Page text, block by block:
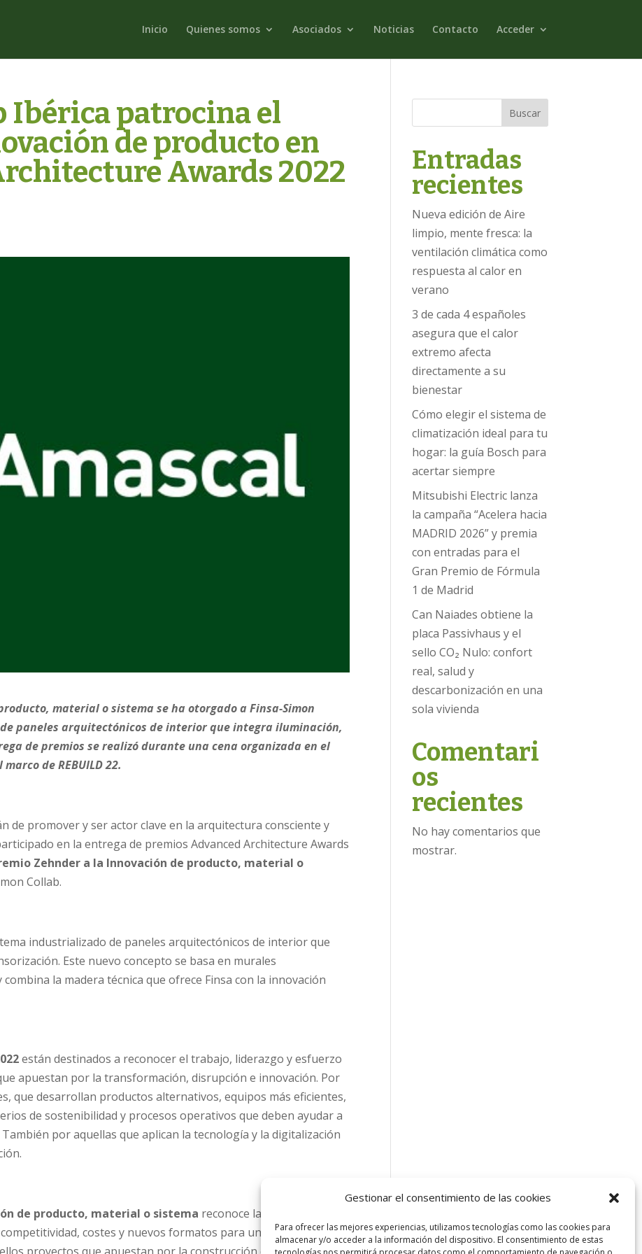
Gestionar el consentimiento de las cookies
Para ofrecer las mejores experiencias, utilizamos tecnologías como las cookies para
almacenar y/o acceder a la información del dispositivo. El consentimiento de estas
Inicio Quienes somos Asociados Noticias Contacto Acceder
Ibérica patrocina el
de producto en
Awards 2022
material o sistema se ha otorgado aFinsa-Simon
paneles arquitectónicos de interior que integra iluminación,
de premios se realizó durante una cena organizada en el
de REBUILD 22.
de promover y ser actor clave en la arquitectura consciente y
en la entrega de premios Advanced Architecture Awards
Zehnder a la Innovación de producto, material o
Collab.
industrializado de paneles arquitectónicos de interior que
Este nuevo concepto se basa en murales
la madera técnica que ofrece Finsa con la innovación
están destinados a reconocer el trabajo, liderazgo y esfuerzo
apuestan por la transformación, disrupción e innovación. Por
que desarrollan productos alternativos, equipos más eficientes,
de sostenibilidad y procesos operativos que deben ayudar a
por aquellas que aplican la tecnología y la digitalización
de producto, material o sistema reconoce las propuestas
costes y nuevos formatos para un desarrollo
Buscar
Entradas
recientes
Nueva edición de Aire
limpio, mente fresca: la
ventilación climática como
respuesta al calor en
verano
3 de cada 4 españoles
asegura que el calor
extremo afecta
directamente a su
bienestar
Cómo elegir el sistema de
climatización ideal para tu
hogar: la guía Bosch para
acertar siempre
Mitsubishi Electric lanza
la campaña “Acelera hacia
MADRID 2026” y premia
con entradas para el
Gran Premio de Fórmula
1 de Madrid
Can Naiades obtiene la
placa Passivhaus y el
sello CO₂ Nulo: confort
real, salud y
descarbonización en una
sola vivienda
Comentari
os
recientes
No hay comentarios que
mostrar.